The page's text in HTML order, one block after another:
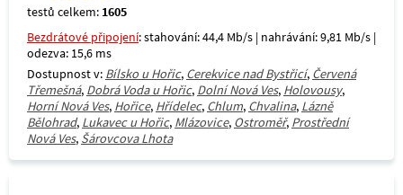
testů celkem: 1605
Bezdrátové připojení: stahování: 44,4 Mb/s | nahrávání: 9,81 Mb/s |
odezva: 15,6 ms
Dostupnost v: Bílsko u Hořic, Cerekvice nad Bystřicí, Červená
Třemešná, Dobrá Voda u Hořic, Dolní Nová Ves, Holovousy,
Horní Nová Ves, Hořice, Hřídelec, Chlum, Chvalina, Lázně
Bělohrad, Lukavec u Hořic, Mlázovice, Ostroměř, Prostřední
Nová Ves, Šárovcova Lhota